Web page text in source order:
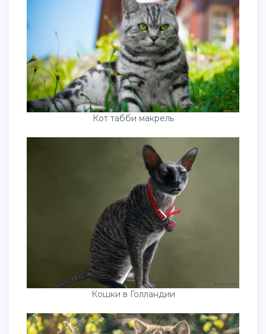
Кот табби макрель
Кошки в Голландии